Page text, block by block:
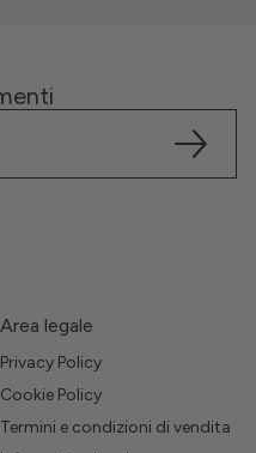
Area legale
Privacy Policy
Cookie Policy
Termini e condizioni di vendita